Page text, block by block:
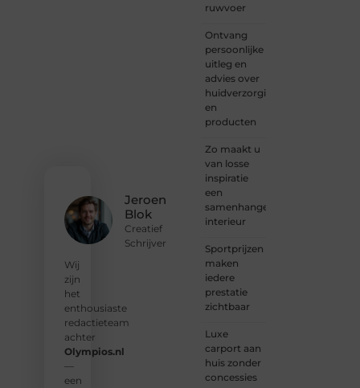
Jeroen
Blok
Creatief
Schrijver
Wij
zijn
het
enthousiaste
redactieteam
achter
Olympios.nl
—
een
ruwvoer
Ontvang
persoonlijke
uitleg en
advies over
huidverzorging
en
producten
Zo maakt u
van losse
inspiratie
een
samenhangend
interieur
Sportprijzen
maken
iedere
prestatie
zichtbaar
Luxe
carport aan
huis zonder
concessies